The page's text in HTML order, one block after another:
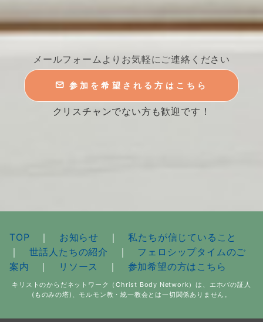
メールフォームよりお気軽にご連絡ください
参加を希望される方はこちら
クリスチャンでない方も歓迎です！
TOP ｜ お知らせ ｜私たちが信じていること
｜ 世話人たちの紹介 ｜ フェロシップタイムのご
案内 ｜ リソース ｜ 参加希望の方はこちら
キリストのからだネットワーク（Christ Body Network）は、エホバの証人
(ものみの塔)、モルモン教・統一教会とは一切関係ありません。